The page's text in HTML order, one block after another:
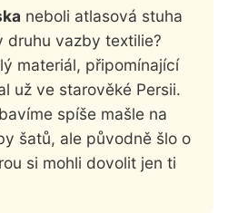
neboli atlasová stuha
druhu vazby textilie?
materiál, připomínající
už ve starověké Persii.
spíše mašle na
šatů, ale původně šlo o
si mohli dovolit jen ti